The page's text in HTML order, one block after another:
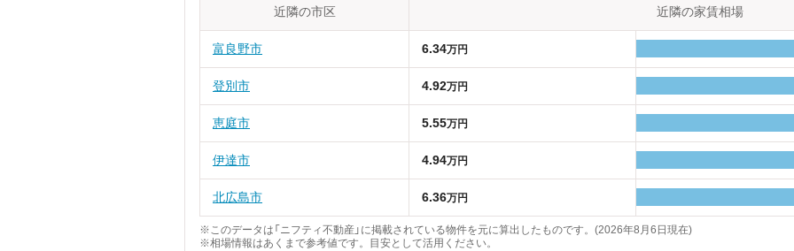
近隣の市区 近隣の家賃相場
富良野市 6.34万円
登別市 4.92万円
恵庭市 5.55万円
伊達市 4.94万円
北広島市 6.36万円
※このデータは「ニフティ不動産」に掲載されている物件を元に算出したものです。(2026年8月6日現在)
※相場情報はあくまで参考値です。目安として活用ください。